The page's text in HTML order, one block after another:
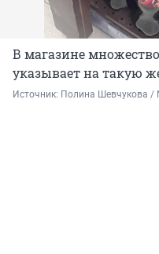
В магазине
указывает на такую
Источник: Полина Шевчукова /